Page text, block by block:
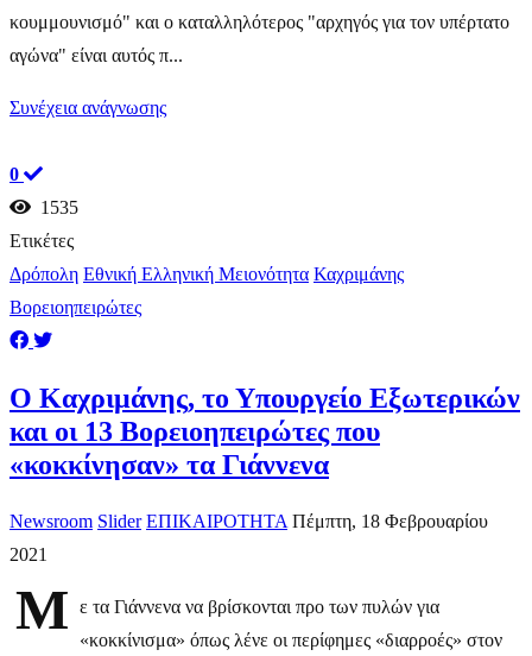
κουμμουνισμό" και ο καταλληλότερος "αρχηγός για τον υπέρτατο
αγώνα" είναι αυτός π...
Συνέχεια ανάγνωσης
0
1535
Ετικέτες
Δρόπολη Εθνική Ελληνική Μειονότητα Καχριμάνης
Βορειοηπειρώτες
Ο Καχριμάνης, το Υπουργείο Εξωτερικών
και οι 13 Βορειοηπειρώτες που
«κοκκίνησαν» τα Γιάννενα
Newsroom Slider ΕΠΙΚΑΙΡΟΤΗΤΑ Πέμπτη, 18 Φεβρουαρίου
2021
Μ
ε τα Γιάννενα να βρίσκονται προ των πυλών για
«κοκκίνισμα» όπως λένε οι περίφημες «διαρροές» στον